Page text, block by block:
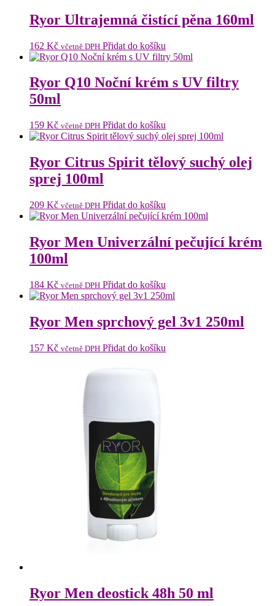
187 Kč.
159 Kč.
Ryor Ultrajemná čistící pěna 160ml
162 Kč včetně DPH Přidat do košíku
Ryor Q10 Noční krém s UV filtry
50ml
159 Kč včetně DPH Přidat do košíku
Ryor Citrus Spirit tělový suchý olej
sprej 100ml
209 Kč včetně DPH Přidat do košíku
Ryor Men Univerzální pečující krém
100ml
184 Kč včetně DPH Přidat do košíku
Ryor Men sprchový gel 3v1 250ml
157 Kč včetně DPH Přidat do košíku
Ryor Men deostick 48h 50 ml